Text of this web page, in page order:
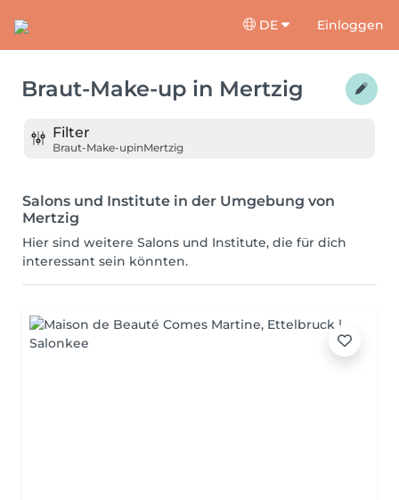
DE Einloggen
Braut-Make-up in Mertzig
Filter
Braut-Make-upinMertzig
Salons und Institute in der Umgebung von
Mertzig
Hier sind weitere Salons und Institute, die für dich
interessant sein könnten.